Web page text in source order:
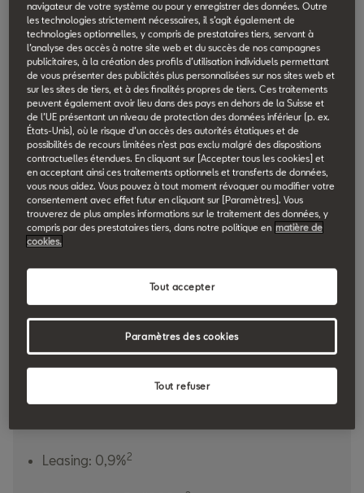
Leasing: 0%1
Prime HOLA!: Fr. 1'000.– 3
Prime Vamos: Fr. 1’000.–4
Véhicule en stock
Configurer maintenant
New Arona
Leasing: 0%
Prime HOLA!: Fr. 1'000.–
Prime Vamos: Fr. 1’000.–
Configurer maintenant
Leasing: 0,9%2
navigateur de votre système ou pour y enregistrer des données. Outre
les technologies strictement nécessaires, il s’agit également de
technologies optionnelles, y compris de prestataires tiers, servant à
l’analyse des accès à notre site web et du succès de nos campagnes
publicitaires, à la création des profils d’utilisation individuels permettant
de vous présenter des publicités plus personnalisées sur nos sites web et
sur les sites de tiers, et à des finalités propres de tiers. Ces traitements
peuvent également avoir lieu dans des pays en dehors de la Suisse et
de l’UE présentant un niveau de protection des données inférieur (p. ex.
États-Unis), où le risque d’un accès des autorités étatiques et de
possibilités de recours limitées n’est pas exclu malgré des dispositions
contractuelles étendues. En cliquant sur [Accepter tous les cookies] et
en acceptant ainsi ces traitements optionnels et transferts de données,
vous nous aidez. Vous pouvez à tout moment révoquer ou modifier votre
consentement avec effet futur en cliquant sur [Paramètres]. Vous
trouverez de plus amples informations sur le traitement des données, y
compris par des prestataires tiers, dans notre politique en matière de
cookies.
Tout refuser
Tout accepter
Paramètres des cookies